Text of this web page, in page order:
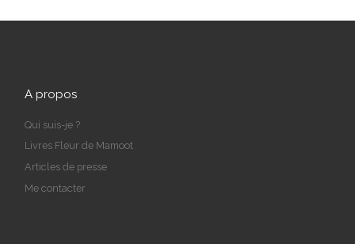
A propos
Qui suis-je ?
Livres Fleur de Mamoot
Articles de presse
Me contacter